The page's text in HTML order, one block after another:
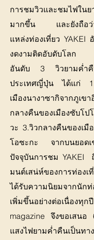
การชมวิวและชมไฟในย
มากขึ้น และยังถือว่า
แหล่งท่องเที่ยว YAKEI
งดงามติดอับดับโลก
อันดับ 3 วิวยามค่ำคื
ประเทศญี่ปุ่น ได้แก่ 1.
เมืองนางาซากิจากภู
กลางคืนของเมืองซับโป
วะ 3.วิวกลางคืนของเมื
โอซะกะ จากบนยอด
ปัจจุบันการชม YAKEI
มนต์เสน่ห์ของการท่องเ
ได้รับความนิยมจากนักท่
เพิ่มขึ้นอย่างต่อเนื่อง
magazine จึงขอเสน
แสงไฟยามค่ำคืนเป็นทา